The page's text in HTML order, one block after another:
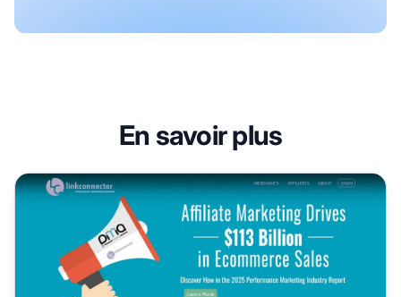
En savoir plus
Programme d'affiliation LinkConnector